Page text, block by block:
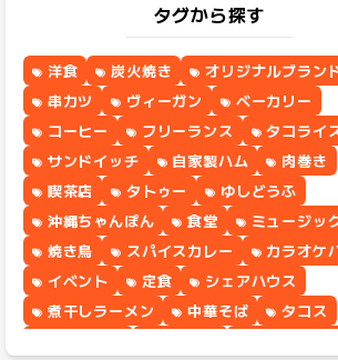
タグから探す
洋食 炭火焼き
オリジナルブラン
串カツ
ヴィーガン
ベーカリー
コーヒー
フリーランス
タコライ
サンドイッチ
自家製ハム
肉巻き
喫茶店
タトゥー
ゆしどうふ
沖縄ちゃんぽん
食堂
ミュージッ
焼き鳥
スパイスカレー
カラオケ
イベント
定食
シェアハウス
煮干しラーメン
中華そば
タコス